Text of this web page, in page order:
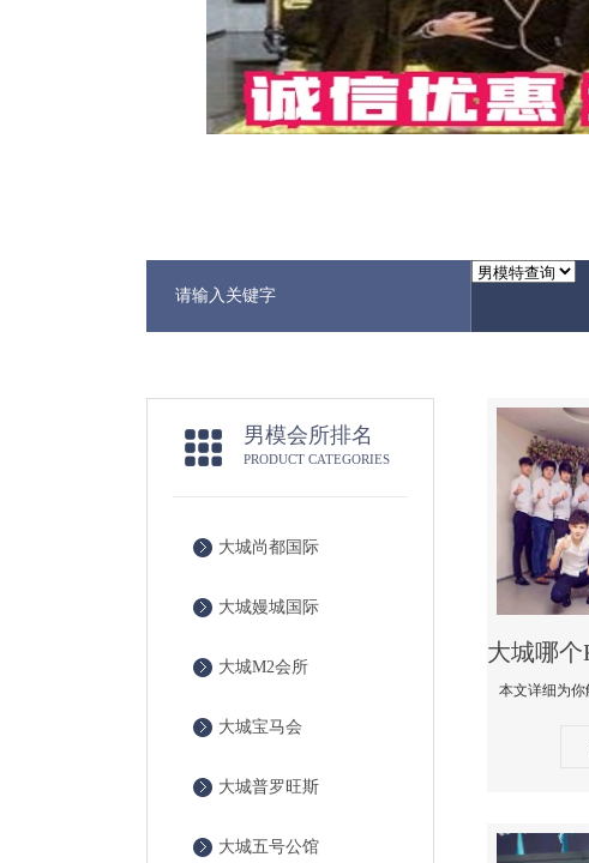
男模会所排名
PRODUCT CATEGORIES
大城尚都国际
大城嫚城国际
大城M2会所
大城宝马会
大城普罗旺斯
大城五号公馆